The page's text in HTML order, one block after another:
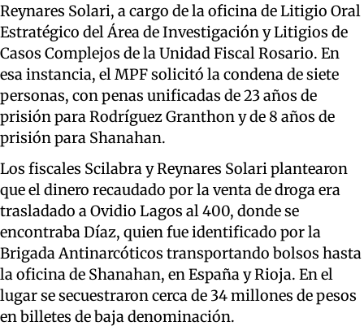
Reynares Solari, a cargo de la oficina de Litigio Oral
Estratégico del Área de Investigación y Litigios de
Casos Complejos de la Unidad Fiscal Rosario. En
esa instancia, el MPF solicitó la condena de siete
personas, con penas unificadas de 23 años de
prisión para Rodríguez Granthon y de 8 años de
prisión para Shanahan.
Los fiscales Scilabra y Reynares Solari plantearon
que el dinero recaudado por la venta de droga era
trasladado a Ovidio Lagos al 400, donde se
encontraba Díaz, quien fue identificado por la
Brigada Antinarcóticos transportando bolsos hasta
la oficina de Shanahan, en España y Rioja. En el
lugar se secuestraron cerca de 34 millones de pesos
en billetes de baja denominación.